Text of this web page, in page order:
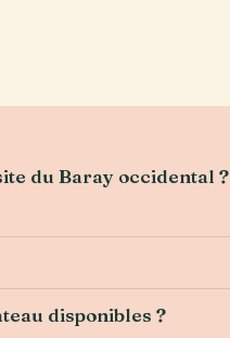
du Baray occidental ?
disponibles ?